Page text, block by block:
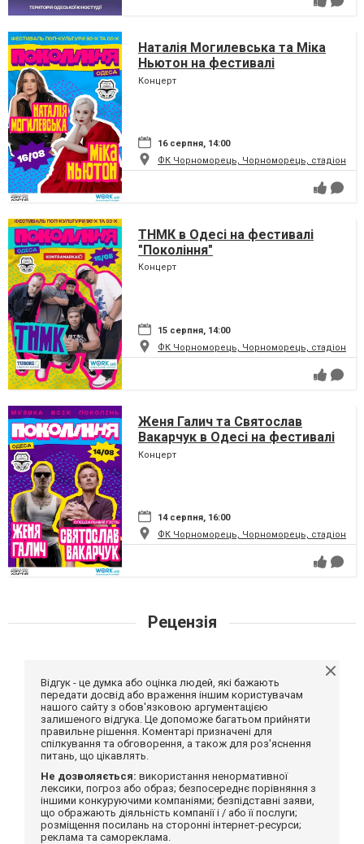
Наталія Могилевська та Міка
Ньютон на фестивалі
"Покоління"
Концерт
16 серпня, 14:00
ФК Чорноморець, Чорноморець, стадіон
ТНМК в Одесі на фестивалі
"Покоління"
Концерт
15 серпня, 14:00
ФК Чорноморець, Чорноморець, стадіон
Женя Галич та Святослав
Вакарчук в Одесі на фестивалі
"Покоління"
Концерт
14 серпня, 16:00
ФК Чорноморець, Чорноморець, стадіон
Рецензія
Відгук - це думка або оцінка людей, які бажають
передати досвід або враження іншим користувачам
нашого сайту з обов'язковою аргументацією
залишеного відгука. Це допоможе багатьом прийняти
правильне рішення. Коментарі призначені для
спілкування та обговорення, а також для роз'яснення
питань, що цікавлять.
Не дозволяється: використання ненормативної
лексики, погроз або образ; безпосереднє порівняння з
іншими конкуруючими компаніями; безпідставні заяви,
що ображають діяльність компанії і / або її послуги;
розміщення посилань на сторонні інтернет-ресурси;
реклама та самореклама.